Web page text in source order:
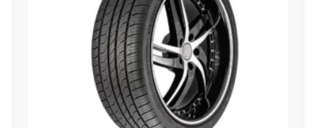
19% DSCTO